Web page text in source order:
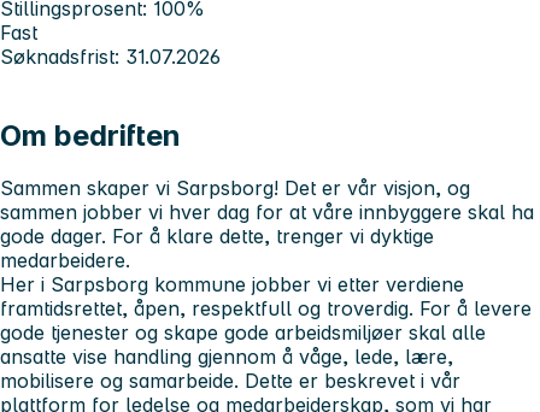
Stillingsprosent: 100%
Fast
Søknadsfrist: 31.07.2026
Om bedriften
Sammen skaper vi Sarpsborg! Det er vår visjon, og
sammen jobber vi hver dag for at våre innbyggere skal ha
gode dager. For å klare dette, trenger vi dyktige
medarbeidere.
Her i Sarpsborg kommune jobber vi etter verdiene
framtidsrettet, åpen, respektfull og troverdig. For å levere
gode tjenester og skape gode arbeidsmiljøer skal alle
ansatte vise handling gjennom å våge, lede, lære,
mobilisere og samarbeide. Dette er beskrevet i vår
plattform for ledelse og medarbeiderskap, som vi har